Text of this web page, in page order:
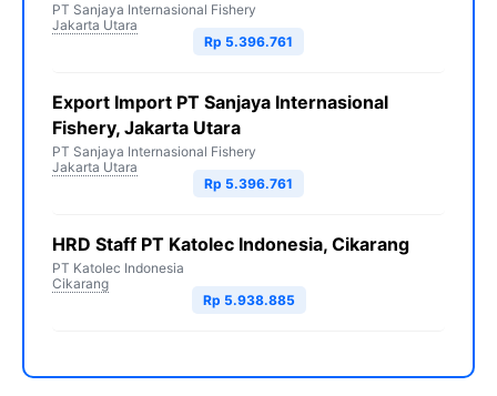
PT Sanjaya Internasional Fishery
Jakarta Utara
Rp 5.396.761
Export Import PT Sanjaya Internasional
Fishery, Jakarta Utara
PT Sanjaya Internasional Fishery
Jakarta Utara
Rp 5.396.761
HRD Staff PT Katolec Indonesia, Cikarang
PT Katolec Indonesia
Cikarang
Rp 5.938.885